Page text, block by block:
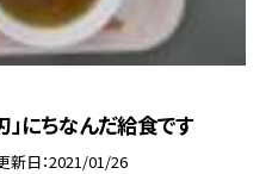
にちなんだ給食です
新日 2021/01/26